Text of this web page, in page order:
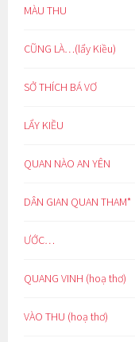
MÀU THU
CŨNG LÀ…(lẩy Kiều)
SỞ THÍCH BÁ VƠ
LẨY KIỀU
QUAN NÀO AN YÊN
DÂN GIAN QUAN THAM*
ƯỚC…
QUANG VINH (hoạ thơ)
VÀO THU (hoạ thơ)